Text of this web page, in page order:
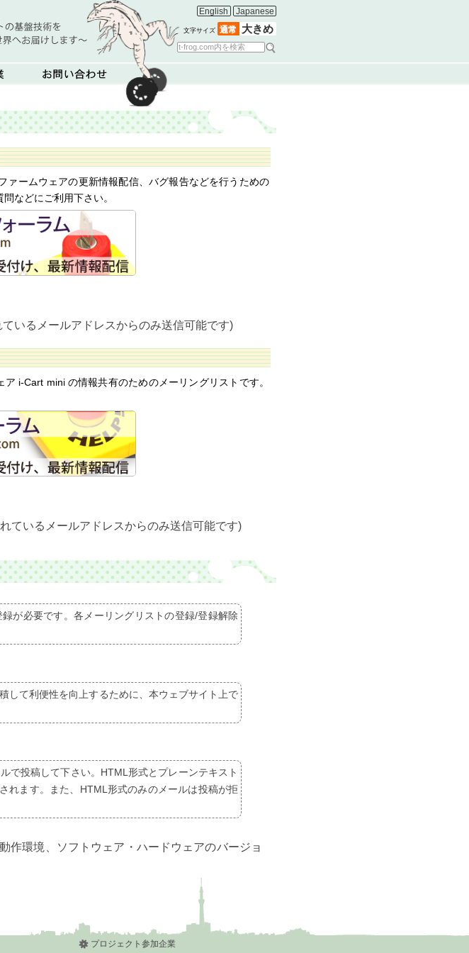
English Japanese
文字サイズ 通常 大きめ
ームウェアの更新情報配信、バグ報告などを行うための
などにご利用下さい。
ているメールアドレスからのみ送信可能です)
i-Cart mini の情報共有のためのメーリングリストです。
ているメールアドレスからのみ送信可能です)
が必要です。各メーリングリストの登録/登録解除
して利便性を向上するために、本ウェブサイト上で
で投稿して下さい。HTML形式とプレーンテキスト
れます。また、HTML形式のみのメールは投稿が拒
作環境、ソフトウェア・ハードウェアのバージョ
プロジェクト参加企業